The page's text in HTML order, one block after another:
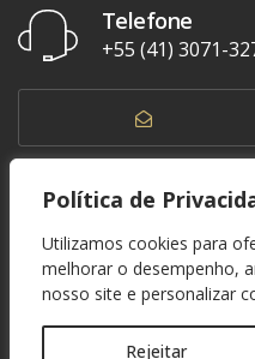
Política de
Utilizamos cookies para
melhorar o desempenho,
nosso site e personalizar
Rejeitar
Telefone
+55 (41) 3071-
© 1937 - 2026. Federação Paranaense de